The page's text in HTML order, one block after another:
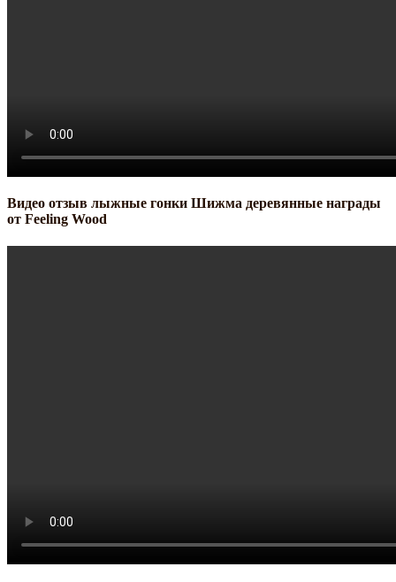
Видео отзыв лыжные гонки Шижма деревянные награды
от Feeling Wood